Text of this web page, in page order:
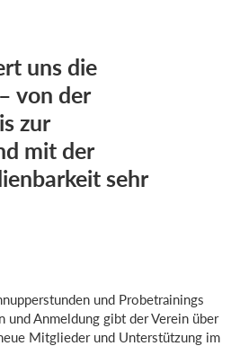
uns die
von der
zur
mit der
sehr
und Probetrainings
und Anmeldung gibt der Verein über
Mitglieder und Unterstützung im